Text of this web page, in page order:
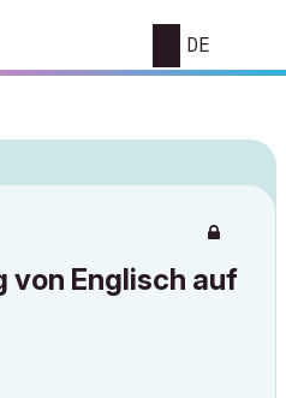
DE
von Englisch auf